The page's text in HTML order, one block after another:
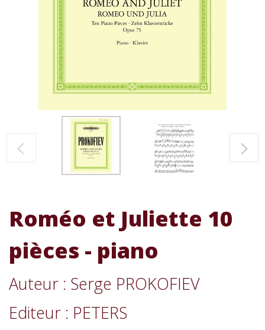
Roméo et Juliette 10
pièces - piano
Auteur : Serge PROKOFIEV
Editeur : PETERS